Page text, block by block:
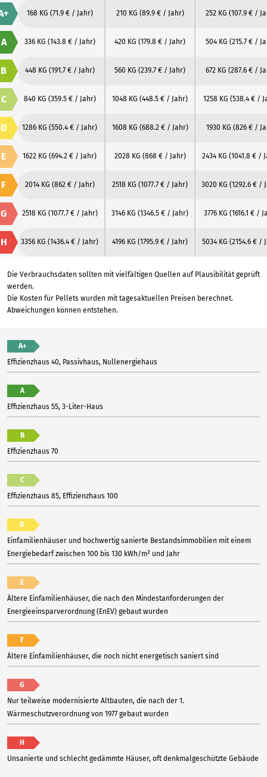
168 KG (71.9 € / Jahr) 210 KG (89.9 € / Jahr) 252 KG (107.9 € /
A 336 KG (143.8 € / Jahr) 420 KG (179.8 € / Jahr) 504 KG (215.7 € /
B 448 KG (191.7 € / Jahr) 560 KG (239.7 € / Jahr) 672 KG (287.6 € /
C 840 KG (359.5 € / Jahr) 1048 KG (448.5 € / Jahr) 1258 KG (538.4 € /
D 1286 KG (550.4 € / Jahr) 1608 KG (688.2 € / Jahr) 1930 KG (826 € /
E 1622 KG (694.2 € / Jahr) 2028 KG (868 € / Jahr) 2434 KG (1041.8 € /
F 2014 KG (862 € / Jahr) 2518 KG (1077.7 € / Jahr) 3020 KG (1292.6 € /
G 2518 KG (1077.7 € / Jahr) 3146 KG (1346.5 € / Jahr) 3776 KG (1616.1 € /
H 3356 KG (1436.4 € / Jahr) 4196 KG (1795.9 € / Jahr) 5034 KG (2154.6 € /
Die Verbrauchsdaten sollten mit vielfältigen Quellen auf Plausibilität geprüft
werden.
Die Kosten für Pellets wurden mit tagesaktuellen Preisen berechnet.
Abweichungen können entstehen.
A+
Effizienzhaus 40, Passivhaus, Nullenergiehaus
A
Effizienzhaus 55, 3-Liter-Haus
B
Effizienzhaus 70
C
Effizienzhaus 85, Effizienzhaus 100
D
Einfamilienhäuser und hochwertig sanierte Bestandsimmobilien mit einem
Energiebedarf zwischen 100 bis 130 kWh/m² und Jahr
E
Ältere Einfamilienhäuser, die nach den Mindestanforderungen der
Energieeinsparverordnung (EnEV) gebaut wurden
F
Ältere Einfamilienhäuser, die noch nicht energetisch saniert sind
G
Nur teilweise modernisierte Altbauten, die nach der 1.
Wärmeschutzverordnung von 1977 gebaut wurden
H
Unsanierte und schlecht gedämmte Häuser, oft denkmalgeschützte Gebäude